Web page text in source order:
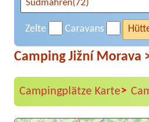
Zelte Caravans
Camping Jižní Morava
Campingplätze Karte>